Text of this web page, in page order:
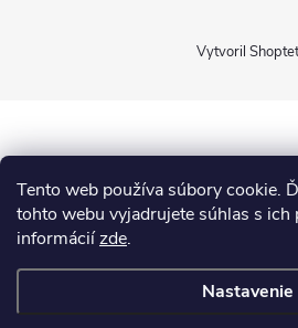
Tento web používa súbory cookie.
tohto webu vyjadrujete súhlas s ich
informáciízde.
Nastavenie
Vytvoril Shoptet